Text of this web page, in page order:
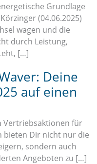
Grundlage
(04.06.2025)
wagen und die
durch Leistung,
[…]
Deine
auf einen
Vertriebsaktionen für
bieten Dir nicht nur die
sondern auch
Angeboten zu […]